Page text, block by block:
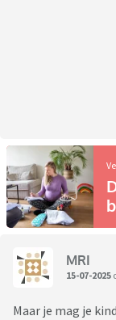
MRI
15-07-2025
Maar je mag je